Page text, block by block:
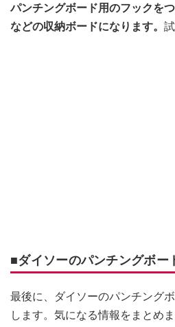
パンチングボード用のフックを
などの収納ボードになります。
■ダイソーのパンチングボー
最後に、ダイソーのパンチング
します。気になる情報をまとめま